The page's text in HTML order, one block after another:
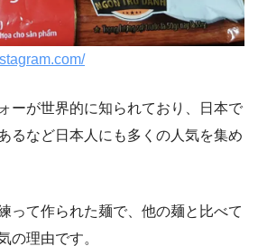
ーが世界的に知られており、日本で
るなど日本人にも多くの人気を集め
って作られた麺で、他の麺と比べて
の理由です。